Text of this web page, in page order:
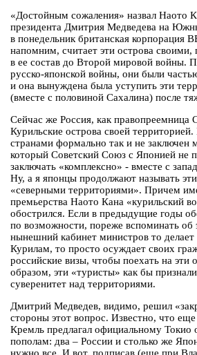
«Достойным сожаления» назвал Наото
президента Дмитрия Медведева на
в понедельник британская корпорация
напомним, считает эти острова своими,
в ее состав до Второй мировой войны.
русско-японской войны, они были
и она вынуждена была уступить эти
(вместе с половиной Сахалина) после
Сейчас же Россия, как правопреемница
Курильские острова своей
странами формально так и не заключен
который Советский Союз с Японией не
заключать «комплексно» - вместе с
Ну, а я японцы продолжают называть
«северными территориями». Причем
премьерства Наото Кана «курильский
обострился. Если в предыдущие годы
по возможности, пореже вспоминать об
нынешний кабинет министров то делает
Курилам, то просто осуждает своих
российские визы, чтобы поехать на эти
образом, эти «туристы» как бы
суверенитет над территориями.
Дмитрий Медведев, видимо, решил
стороны этот вопрос. Известно, что
Кремль предлагал официальному Токио
пополам: два – России и столько же